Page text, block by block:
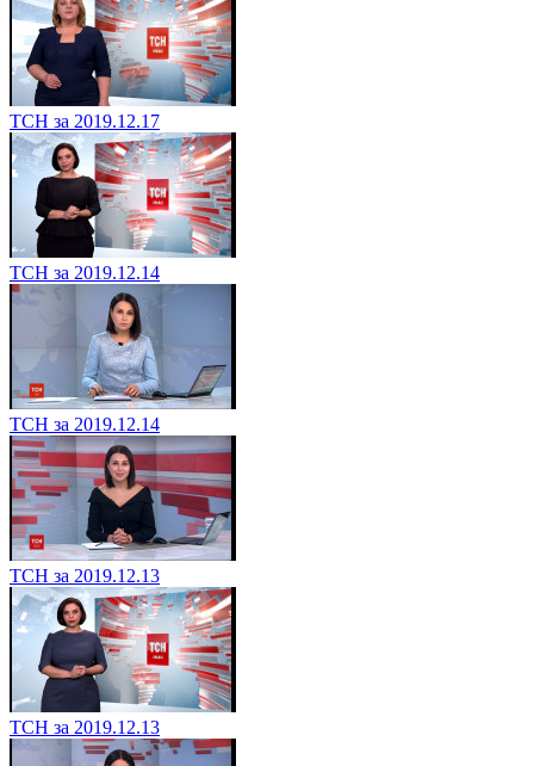
ТСН за 2019.12.17
ТСН за 2019.12.14
ТСН за 2019.12.14
ТСН за 2019.12.13
ТСН за 2019.12.13